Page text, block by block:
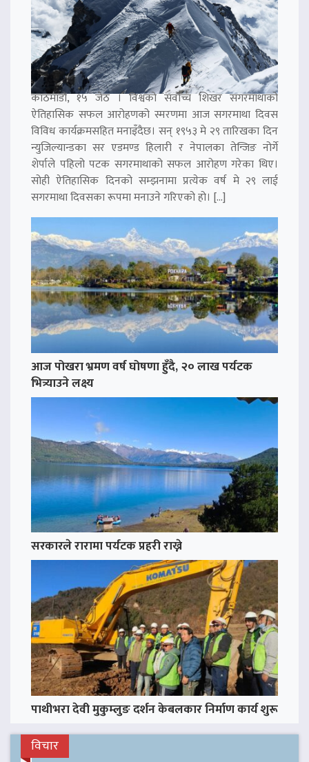
काठमाडौं, १५ जेठ । विश्वको सर्वोच्च शिखर सगरमाथाको
ऐतिहासिक सफल आरोहणको स्मरणमा आज सगरमाथा दिवस
विविध कार्यक्रमसहित मनाइँदैछ। सन् १९५३ मे २९ तारिखका दिन
न्युजिल्यान्डका सर एडमण्ड हिलारी र नेपालका तेन्जिङ नोर्गे
शेर्पाले पहिलो पटक सगरमाथाको सफल आरोहण गरेका थिए।
सोही ऐतिहासिक दिनको सम्झनामा प्रत्येक वर्ष मे २९ लाई
सगरमाथा दिवसका रूपमा मनाउने गरिएको हो। […]
आज पोखरा भ्रमण वर्ष घोषणा हुँदै, २० लाख पर्यटक
भित्र्याउने लक्ष्य
सरकारले रारामा पर्यटक प्रहरी राख्ने
पाथीभरा देवी मुकुम्लुङ दर्शन केबलकार निर्माण कार्य शुरू
विचार